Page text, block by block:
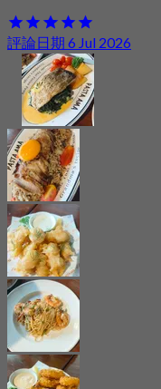
評論日期 6 Jul 2026